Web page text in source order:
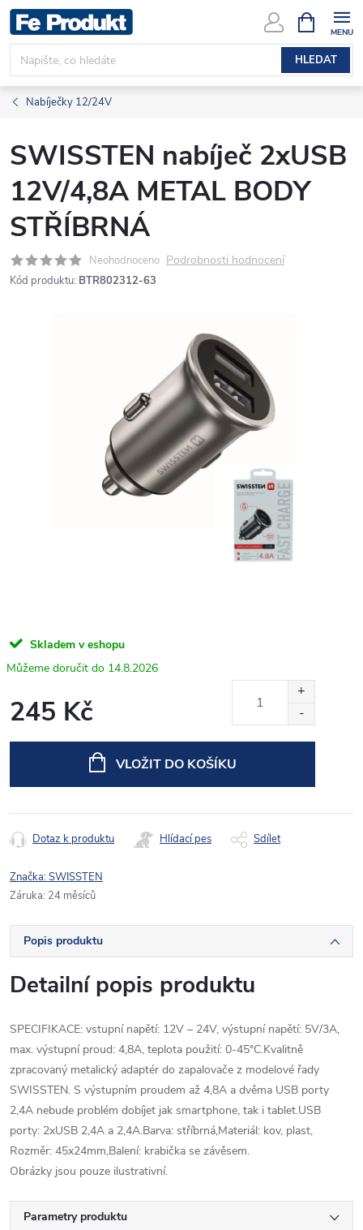
Přejít
na
obsah
HLEDAT
NÁKUPNÍ
KOŠÍK
Nabíječky 12/24V
SWISSTEN nabíječ 2xUSB
12V/4,8A METAL BODY
STŘÍBRNÁ
Neohodnoceno Podrobnosti hodnocení
Kód produktu: BTR802312-63
Skladem v eshopu
14.8.2026
245 Kč
VLOŽIT DO KOŠÍKU
Dotaz k produktu Hlídací pes Sdílet
Značka:SWISSTEN
Záruka: 24 měsíců
Popis produktu
Detailní popis produktu
SPECIFIKACE: vstupní napětí: 12V – 24V, výstupní napětí: 5V/3A,
max. výstupní proud: 4,8A, teplota použití: 0-45°C.Kvalitně
zpracovaný metalický adaptér do zapalovače z modelové řady
SWISSTEN. S výstupním proudem až 4,8A a dvěma USB porty
2,4A nebude problém dobíjet jak smartphone, tak i tablet.USB
porty: 2xUSB 2,4A a 2,4A.Barva: stříbrná,Materiál: kov, plast,
Rozměr: 45x24mm,Balení: krabička se závěsem.
Obrázky jsou pouze ilustrativní.
Parametry produktu